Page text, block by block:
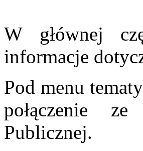
W głównej
informacje
Pod menu
połączenie
Publicznej.